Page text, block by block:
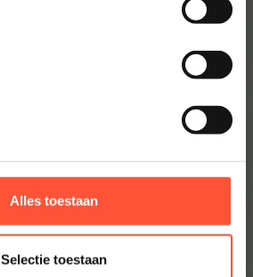
Alles toestaan
Selectie toestaan